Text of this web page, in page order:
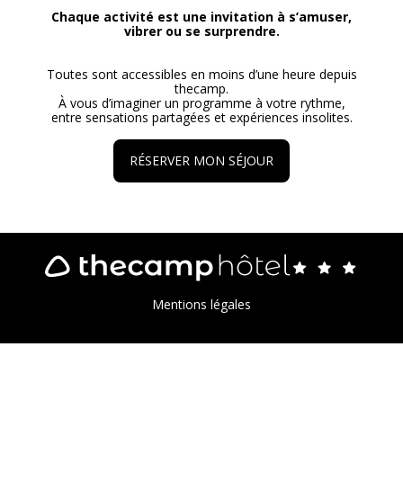
Chaque activité est une invitation à s’amuser,
vibrer ou se surprendre.
Toutes sont accessibles en moins d’une heure depuis
thecamp.
À vous d’imaginer un programme à votre rythme,
entre sensations partagées et expériences insolites.
RÉSERVER MON SÉJOUR
Mentions légales